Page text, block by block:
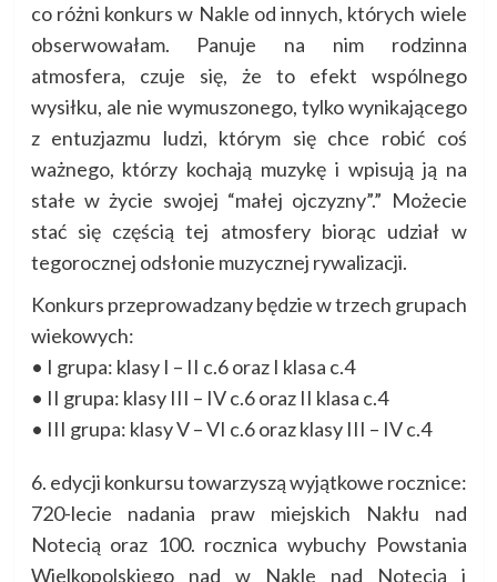
co różni konkurs w Nakle od innych, których wiele
obserwowałam. Panuje na nim rodzinna
atmosfera, czuje się, że to efekt wspólnego
wysiłku, ale nie wymuszonego, tylko wynikającego
z entuzjazmu ludzi, którym się chce robić coś
ważnego, którzy kochają muzykę i wpisują ją na
stałe w życie swojej “małej ojczyzny”.” Możecie
stać się częścią tej atmosfery biorąc udział w
tegorocznej odsłonie muzycznej rywalizacji.
Konkurs przeprowadzany będzie w trzech grupach
wiekowych:
• I grupa: klasy I – II c.6 oraz I klasa c.4
• II grupa: klasy III – IV c.6 oraz II klasa c.4
• III grupa: klasy V – VI c.6 oraz klasy III – IV c.4
6. edycji konkursu towarzyszą wyjątkowe rocznice:
720-lecie nadania praw miejskich Nakłu nad
Notecią oraz 100. rocznica wybuchy Powstania
Wielkopolskiego nad w Nakle nad Notecią i